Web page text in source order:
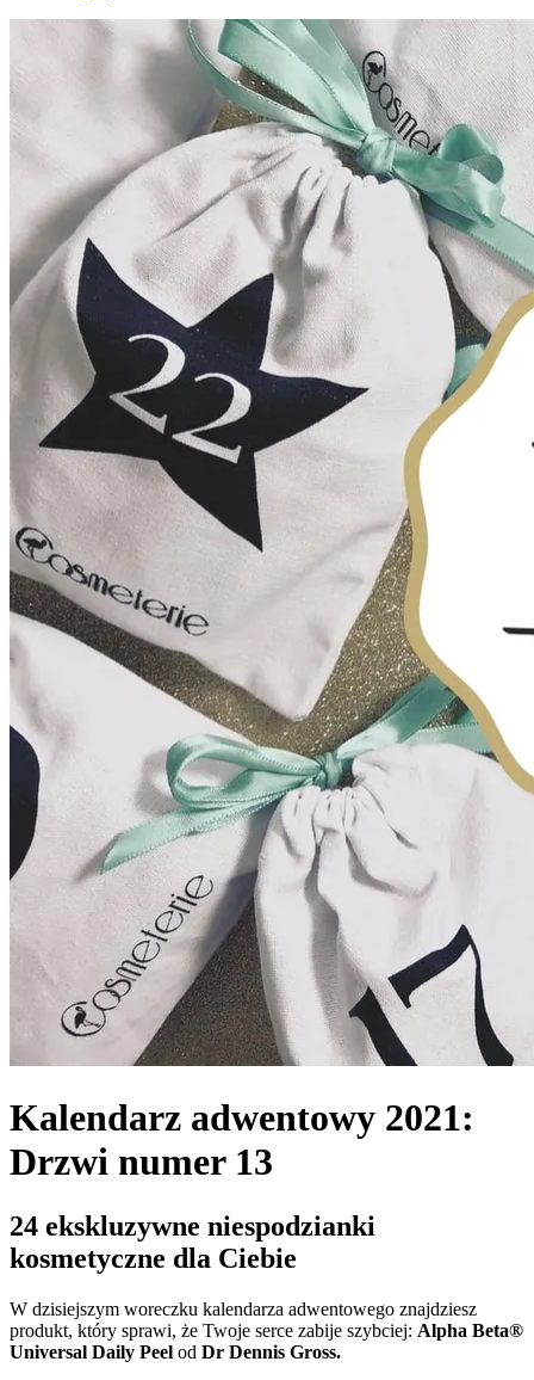
Kalendarz adwentowy 2021:
Drzwi numer 13
24 ekskluzywne niespodzianki
kosmetyczne dla Ciebie
W dzisiejszym woreczku kalendarza adwentowego znajdziesz
produkt, który sprawi, że Twoje serce zabije szybciej: Alpha Beta®
Universal Daily Peel od Dr Dennis Gross.